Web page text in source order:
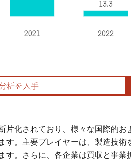
化されており、様々な国際的
。主要プレイヤーは、製造技
す。さらに、各企業は買収と事